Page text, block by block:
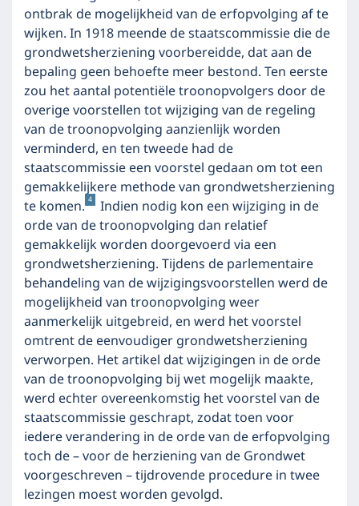
ontbrak de mogelijkheid van de erfopvolging af te
wijken. In 1918 meende de staatscommissie die de
grondwetsherziening voorbereidde, dat aan de
bepaling geen behoefte meer bestond. Ten eerste
zou het aantal potentiële troonopvolgers door de
overige voorstellen tot wijziging van de regeling
van de troonopvolging aanzienlijk worden
verminderd, en ten tweede had de
staatscommissie een voorstel gedaan om tot een
gemakkelijkere methode van grondwetsherziening
te komen. 4
Indien nodig kon een wijziging in de
orde van de troonopvolging dan relatief
gemakkelijk worden doorgevoerd via een
grondwetsherziening. Tijdens de parlementaire
behandeling van de wijzigingsvoorstellen werd de
mogelijkheid van troonopvolging weer
aanmerkelijk uitgebreid, en werd het voorstel
omtrent de eenvoudiger grondwetsherziening
verworpen. Het artikel dat wijzigingen in de orde
van de troonopvolging bij wet mogelijk maakte,
werd echter overeenkomstig het voorstel van de
staatscommissie geschrapt, zodat toen voor
iedere verandering in de orde van de erfopvolging
toch de – voor de herziening van de Grondwet
voorgeschreven – tijdrovende procedure in twee
lezingen moest worden gevolgd.